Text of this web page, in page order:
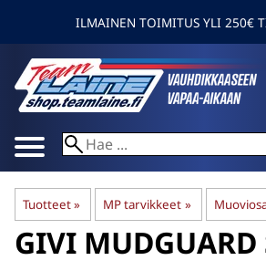
ILMAINEN TOIMITUS YLI 250€
Tuotteet‪» MP tarvikkeet ‪»
GIVI